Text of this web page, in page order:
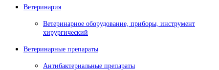
Ветеринария
Ветеринарное оборудование, приборы, инструмент
хирургический
Ветеринарные препараты
Антибактериальные препараты